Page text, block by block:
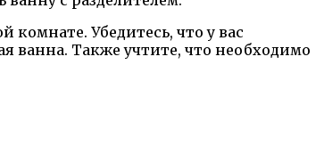
Убедитесь, что у вас
ванна. Также учтите, что необходимо